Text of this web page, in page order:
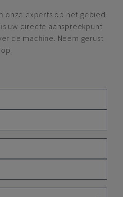
onze experts op het gebied
uw directe aanspreekpunt
de machine. Neem gerust